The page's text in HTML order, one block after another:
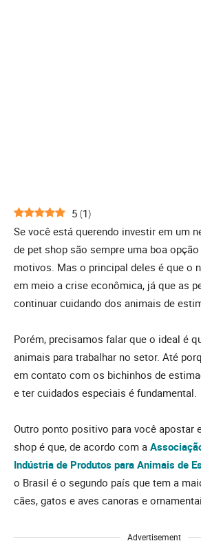
5 (1)
Se você está querendo investir em um
de pet shop são sempre uma boa
motivos. Mas o principal deles é que o
em meio a crise econômica, já que as
continuar cuidando dos animais de
Porém, precisamos falar que o ideal é
animais para trabalhar no setor. Até
em contato com os bichinhos de
e ter cuidados especiais é fundamental.
Outro ponto positivo para você apostar
shop é que, de acordo com a
Indústria de Produtos para Animais de
o Brasil é o segundo país que tem a
cães, gatos e aves canoras e
Advertisement